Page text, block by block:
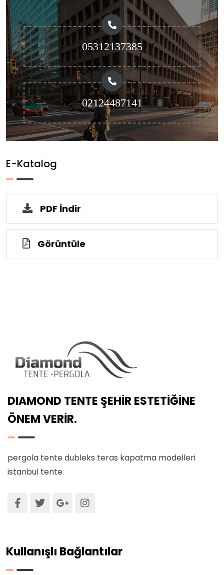
05312137385
02124487141
E-Katalog
PDF İndir
Görüntüle
DIAMOND TENTE ŞEHİR ESTETİĞİNE
ÖNEM VERİR.
pergola tentedubleks teras kapatma modelleri
istanbul tente
Kullanışlı Bağlantılar